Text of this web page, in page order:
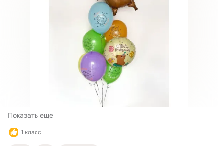
Показать еще
1 класс